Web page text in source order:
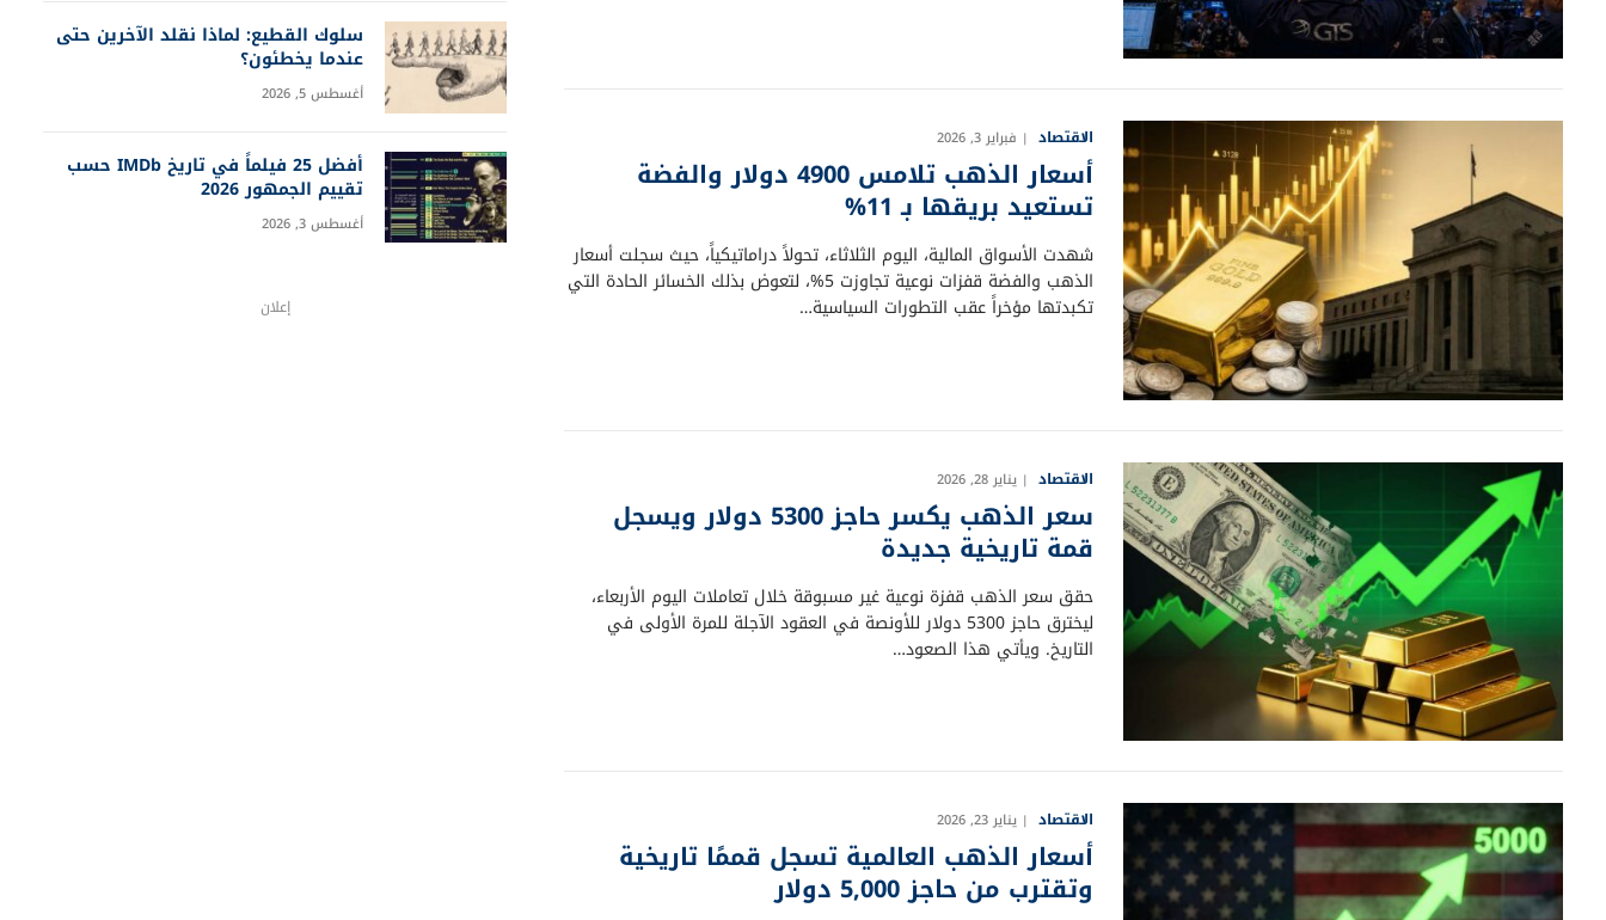
الاقتصاد فبراير 3, 2026
أسعار الذهب تلامس 4900 دولار والفضة
تستعيد بريقها بـ 11%
شهدت الأسواق المالية، اليوم الثلاثاء، تحولاً دراماتيكياً، حيث سجلت أسعار
الذهب والفضة قفزات نوعية تجاوزت 5%، لتعوض بذلك الخسائر الحادة التي
تكبدتها مؤخراً عقب التطورات السياسية…
الاقتصاد يناير 28, 2026
سعر الذهب يكسر حاجز 5300 دولار ويسجل
قمة تاريخية جديدة
حقق سعر الذهب قفزة نوعية غير مسبوقة خلال تعاملات اليوم الأربعاء،
ليخترق حاجز 5300 دولار للأونصة في العقود الآجلة للمرة الأولى في
التاريخ. ويأتي هذا الصعود…
الاقتصاد يناير 23, 2026
أسعار الذهب العالمية تسجل قممًا تاريخية
وتقترب من حاجز 5,000 دولار
سلوك القطيع: لماذا نقلد الآخرين حتى
عندما يخطئون؟
أغسطس 5, 2026
أفضل 25 فيلماً في تاريخ IMDb حسب
تقييم الجمهور 2026
أغسطس 3, 2026
إعلان